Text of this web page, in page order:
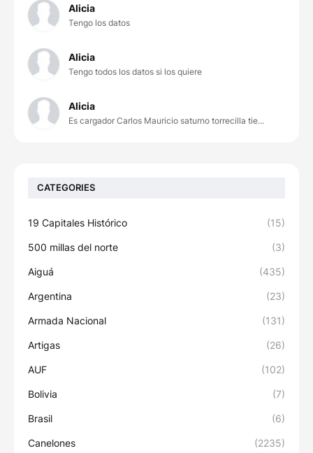
Alicia
Tengo los datos
Alicia
Tengo todos los datos si los quiere
Alicia
Es cargador Carlos Mauricio saturno torrecilla tie...
CATEGORIES
19 Capitales Histórico (15)
500 millas del norte (3)
Aiguá (435)
Argentina (23)
Armada Nacional (131)
Artigas (26)
AUF (102)
Bolivia (7)
Brasil (6)
Canelones (2235)